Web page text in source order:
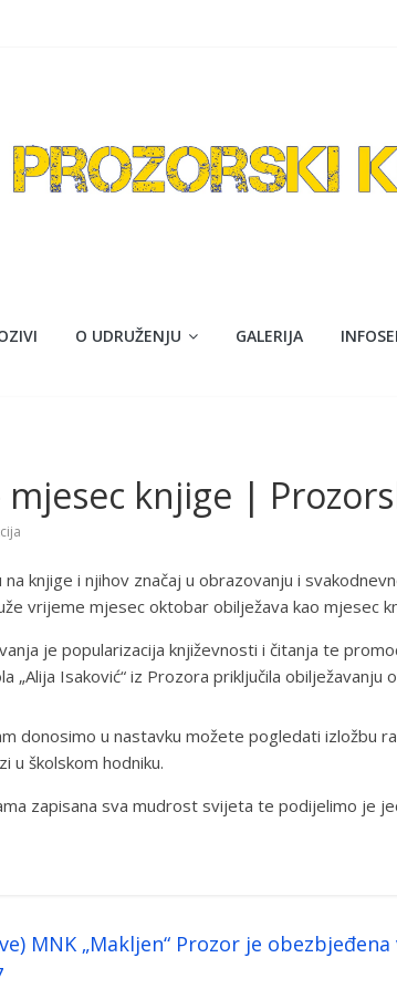
O UDRUŽENJU GALERIJA
knjige |
knjige i njihov značaj u obrazovanju i
vrijeme mjesec oktobar obilježava kao mjesec
je popularizacija književnosti i čitanja te
„Alija Isaković“ iz Prozora priključila obilježavanju
donosimo u nastavku možete pogledati izložbu
u školskom hodniku.
zapisana sva mudrost svijeta te podijelimo je
MNK „Makljen“ Prozor je